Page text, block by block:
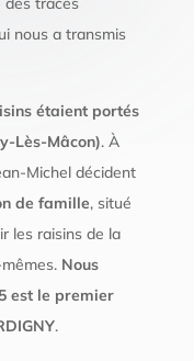
nous a transmis
étaient portés
Lès-Mâcon). À
Michel décident
de famille, situé
les raisins de la
Nous
est le premier
.